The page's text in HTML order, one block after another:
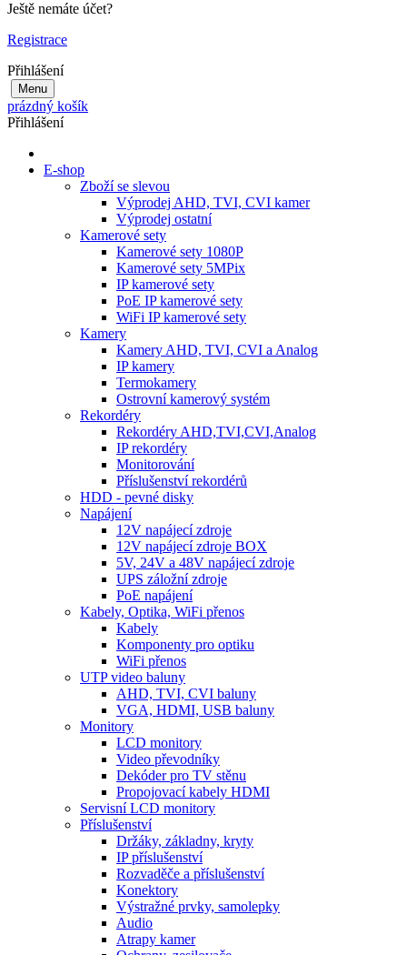
Ještě nemáte účet?
Registrace
Přihlášení
Menu
prázdný košík
Přihlášení
E-shop
Zboží se slevou
Výprodej AHD, TVI, CVI kamer
Výprodej ostatní
Kamerové sety
Kamerové sety 1080P
Kamerové sety 5MPix
IP kamerové sety
PoE IP kamerové sety
WiFi IP kamerové sety
Kamery
Kamery AHD, TVI, CVI a Analog
IP kamery
Termokamery
Ostrovní kamerový systém
Rekordéry
Rekordéry AHD,TVI,CVI,Analog
IP rekordéry
Monitorování
Příslušenství rekordérů
HDD - pevné disky
Napájení
12V napájecí zdroje
12V napájecí zdroje BOX
5V, 24V a 48V napájecí zdroje
UPS záložní zdroje
PoE napájení
Kabely, Optika, WiFi přenos
Kabely
Komponenty pro optiku
WiFi přenos
UTP video baluny
AHD, TVI, CVI baluny
VGA, HDMI, USB baluny
Monitory
LCD monitory
Video převodníky
Dekóder pro TV stěnu
Propojovací kabely HDMI
Servisní LCD monitory
Příslušenství
Držáky, základny, kryty
IP příslušenství
Rozvaděče a příslušenství
Konektory
Výstražné prvky, samolepky
Audio
Atrapy kamer